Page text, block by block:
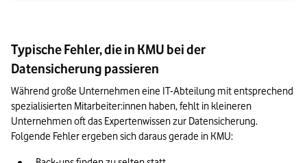
Typische Fehler, die in KMU bei der
Datensicherung passieren
Während große Unternehmen eine IT-Abteilung mit entsprechend
spezialisierten Mitarbeiter:innen haben, fehlt in kleineren
Unternehmen oft das Expertenwissen zur Datensicherung.
Folgende Fehler ergeben sich daraus gerade in KMU: